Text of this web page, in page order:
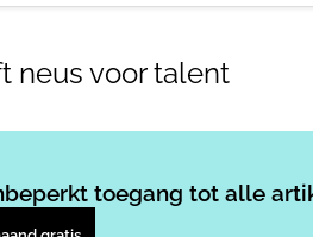
neus voor talent
toegang tot alle